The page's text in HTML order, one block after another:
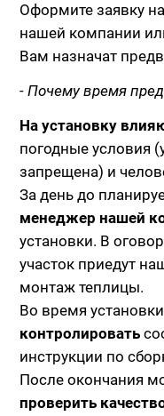
Оформите заявку
нашей компании
Вам назначат
- Почему время
На установку
погодные условия
запрещена) и
За день до
менеджер нашей
установки. В
участок приедут
монтаж теплицы.
Во время
контролировать
инструкции по
После окончания
проверить